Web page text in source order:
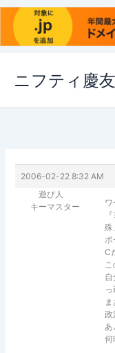
ス
ニフティ慶
2006-02-22 8:32 AM
遊び人
キーマスター
殊
ポ
C
政
あ
何